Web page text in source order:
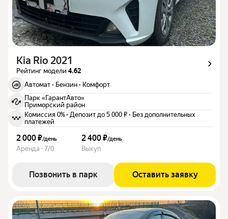
Kia Rio 2021
Рейтинг модели 4.62
Автомат · Бензин · Комфорт
Парк «ГарантАвто»
Приморский район
Комиссия 0%· Депозит до 5 000 ₽ · Без дополнительных
платежей
2 000 ₽/день
Аренда · 7/0
2 400 ₽/день
Выкуп
Позвонить в парк Оставить заявку